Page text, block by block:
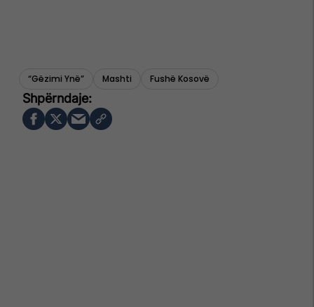
“gëzimi Ynë” Mashti Fushë Kosovë